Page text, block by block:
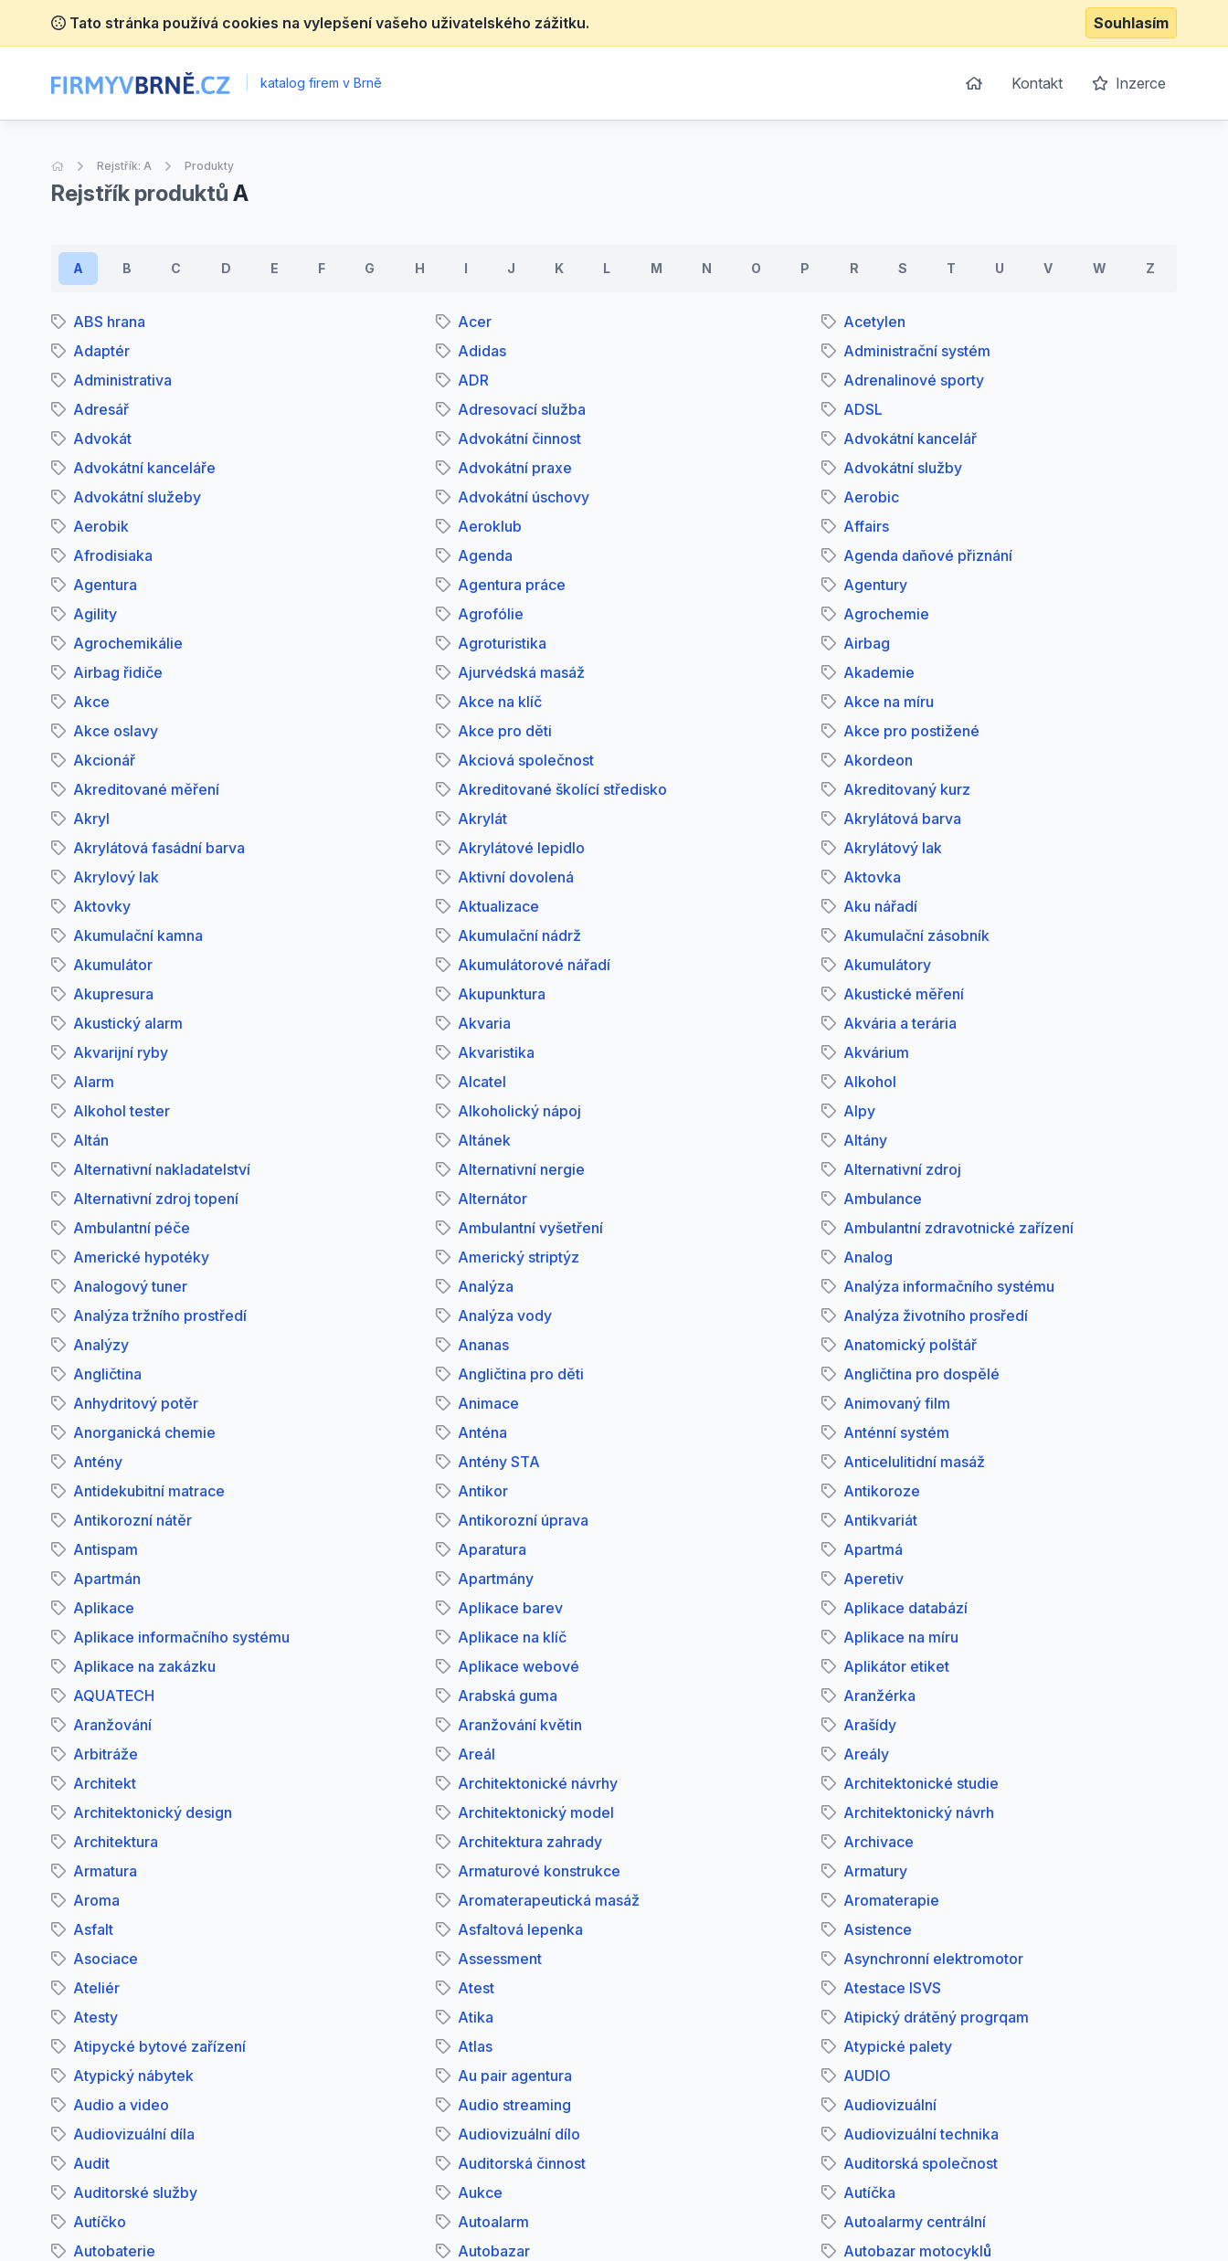
Tato stránka používá cookies na vylepšení vašeho uživatelského zážitku. Souhlasím
katalog firem v Brně Kontakt Inzerce
Úvodní stránka
Rejstřík: A Produkty
Rejstřík produktů A
A B C D E F G H I J K L M N O P R S T U V W Z
ABS hrana Acer
Acetylen
Adaptér
Adidas
Administrační systém
Administrativa
ADR
Adrenalinové sporty
Adresář
Adresovací služba
ADSL
Advokát
Advokátní činnost
Advokátní kancelář
Advokátní kanceláře
Advokátní praxe
Advokátní služby
Advokátní služeby
Advokátní úschovy
Aerobic
Aerobik
Aeroklub
Affairs
Afrodisiaka
Agenda
Agenda daňové přiznání
Agentura
Agentura práce
Agentury
Agility
Agrofólie
Agrochemie
Agrochemikálie
Agroturistika
Airbag
Airbag řidiče
Ajurvédská masáž
Akademie
Akce
Akce na klíč
Akce na míru
Akce oslavy
Akce pro děti
Akce pro postižené
Akcionář
Akciová společnost
Akordeon
Akreditované měření
Akreditované školící středisko
Akreditovaný kurz
Akryl
Akrylát
Akrylátová barva
Akrylátová fasádní barva
Akrylátové lepidlo
Akrylátový lak
Akrylový lak
Aktivní dovolená
Aktovka
Aktovky
Aktualizace
Aku nářadí
Akumulační kamna
Akumulační nádrž
Akumulační zásobník
Akumulátor
Akumulátorové nářadí
Akumulátory
Akupresura
Akupunktura
Akustické měření
Akustický alarm
Akvaria
Akvária a terária
Akvarijní ryby
Akvaristika
Akvárium
Alarm
Alcatel
Alkohol
Alkohol tester
Alkoholický nápoj
Alpy
Altán
Altánek
Altány
Alternativní nakladatelství
Alternativní nergie
Alternativní zdroj
Alternativní zdroj topení
Alternátor
Ambulance
Ambulantní péče
Ambulantní vyšetření
Ambulantní zdravotnické zařízení
Americké hypotéky
Americký striptýz
Analog
Analogový tuner
Analýza
Analýza informačního systému
Analýza tržního prostředí
Analýza vody
Analýza životního prosředí
Analýzy
Ananas
Anatomický polštář
Angličtina
Angličtina pro děti
Angličtina pro dospělé
Anhydritový potěr
Animace
Animovaný film
Anorganická chemie
Anténa
Anténní systém
Antény
Antény STA
Anticelulitidní masáž
Antidekubitní matrace
Antikor
Antikoroze
Antikorozní nátěr
Antikorozní úprava
Antikvariát
Antispam
Aparatura
Apartmá
Apartmán
Apartmány
Aperetiv
Aplikace
Aplikace barev
Aplikace databází
Aplikace informačního systému
Aplikace na klíč
Aplikace na míru
Aplikace na zakázku
Aplikace webové
Aplikátor etiket
AQUATECH
Arabská guma
Aranžérka
Aranžování
Aranžování květin
Arašídy
Arbitráže
Areál
Areály
Architekt
Architektonické návrhy
Architektonické studie
Architektonický design
Architektonický model
Architektonický návrh
Architektura
Architektura zahrady
Archivace
Armatura
Armaturové konstrukce
Armatury
Aroma
Aromaterapeutická masáž
Aromaterapie
Asfalt
Asfaltová lepenka
Asistence
Asociace
Assessment
Asynchronní elektromotor
Ateliér
Atest
Atestace ISVS
Atesty
Atika
Atipický drátěný progrqam
Atipycké bytové zařízení
Atlas
Atypické palety
Atypický nábytek
Au pair agentura
AUDIO
Audio a video
Audio streaming
Audiovizuální
Audiovizuální díla
Audiovizuální dílo
Audiovizuální technika
Audit
Auditorská činnost
Auditorská společnost
Auditorské služby
Aukce
Autíčka
Autíčko
Autoalarm
Autoalarmy centrální
Autobaterie
Autobazar
Autobazar motocyklů